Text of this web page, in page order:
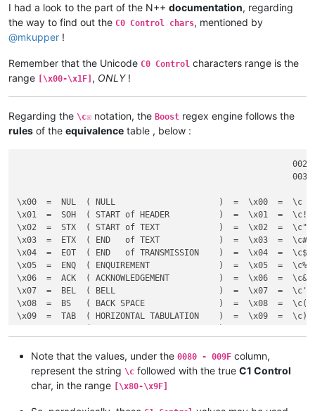
I had a look to the part of the N++ documentation, regarding
the way to find out the C0 Control chars, mentioned by
@mkupper !
Remember that the Unicode C0 Control characters range is the
range [\x00-\x1F] , ONLY!
Regarding the \c☒ notation, the Boost regex engine follows the
rules of the equivalence table , below :
\x00  =  NUL  ( NULL                     )  =  \x00  =
\x01  =  SOH  ( START of HEADER          )  =
\x02  =  STX  ( START of TEXT            )  =  \x02
\x03  =  ETX  ( END   of TEXT            )  =  \x03
\x04  =  EOT  ( END   of TRANSMISSION    )  =
\x05  =  ENQ  ( ENQUIREMENT              )  =
\x06  =  ACK  ( ACKNOWLEDGEMENT          )  =
\x07  =  BEL  ( BELL                     )  =  \x07  =
\x08  =  BS   ( BACK SPACE               )  =  \x08
\x09  =  TAB  ( HORIZONTAL TABULATION    )  =
\x0C  =  FF   ( FORM FEED                )  =
\x0D  =  CR   ( CARRIAGE RETURN          )  =
\x0E  =  SO   ( SHIFT OUT                )  =  \x0E
\x0F  =  SI   ( SHIFT iN                 )  =  \x0F
Note that the values, under the 0080 - 009F column,
represent the string \c followed with the true C1 Control
char, in the range [\x80-\x9F]